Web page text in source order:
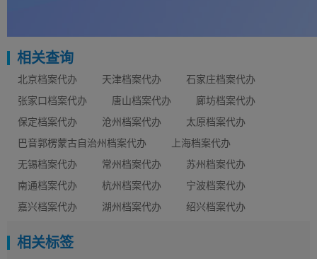
相关查询
北京档案代办 天津档案代办
石家庄档案代办
张家口档案代办
唐山档案代办
廊坊档案代办
保定档案代办
沧州档案代办
太原档案代办
巴音郭楞蒙古自治州档案代办
上海档案代办
无锡档案代办
常州档案代办
苏州档案代办
南通档案代办
杭州档案代办
宁波档案代办
嘉兴档案代办
湖州档案代办 绍兴档案代办
相关标签